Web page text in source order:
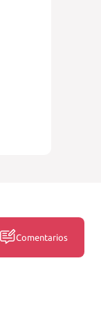
Comentarios